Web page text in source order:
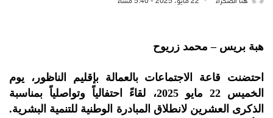
هبة بريس – محمد زريوح
احتضنت قاعة الاجتماعات بالعمالة بإقليم الناظور، يوم
الخميس 22 مايو 2025، لقاءً احتفالياً وتواصلياً بمناسبة
الذكرى العشرين لانطلاق المبادرة الوطنية للتنمية البشرية.